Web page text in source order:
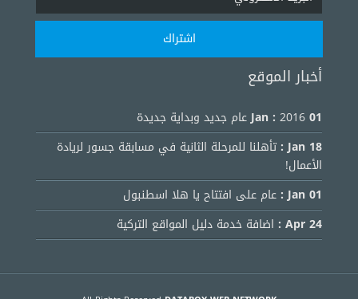
أخبار الموقع
01 Jan :2016 عام جديد وبداية جديدة
18 Jan :
تأهلنا للمرحلة الثانية في مسابقة جسور لريادة
الأعمال!
01 Jan :
عام على افتتاح يا هلا اسطنبول
24 Apr :
اضافة خدمة دليل المواقع التركية